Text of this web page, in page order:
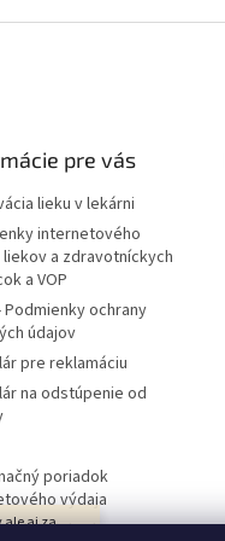
ale aj za
pre vás
lieku v lekárni
internetového
a zdravotníckych
a VOP
Podmienky ochrany
údajov
pre reklamáciu
na odstúpenie od
poriadok
výdaja
obchodu